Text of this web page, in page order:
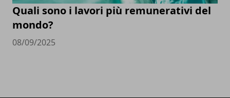
Quali sono i lavori più remunerativi del
mondo?
08/09/2025